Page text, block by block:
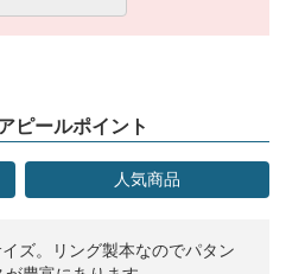
ピールポイント
人気商品
ズ。リング製本なのでパタン